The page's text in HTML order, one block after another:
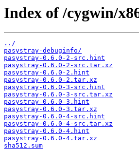
Index of /cygwin/
../
pasystray-debuginfo/
pasystray-0.6.0-2-src.hint
pasystray-0.6.0-2-src.tar.xz
pasystray-0.6.0-2.hint
pasystray-0.6.0-2.tar.xz
pasystray-0.6.0-3-src.hint
pasystray-0.6.0-3-src.tar.xz
pasystray-0.6.0-3.hint
pasystray-0.6.0-3.tar.xz
pasystray-0.6.0-4-src.hint
pasystray-0.6.0-4-src.tar.xz
pasystray-0.6.0-4.hint
pasystray-0.6.0-4.tar.xz
sha512.sum